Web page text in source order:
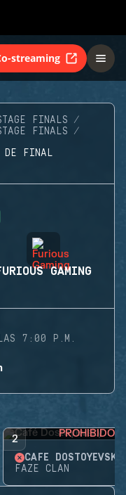
streaming
FINALS
FINALS
DE FINAL
GAMING
7:00 P.M.
2 PROHIBIDO
CAFÉ DOSTOYEVSKY
FAZE CLAN